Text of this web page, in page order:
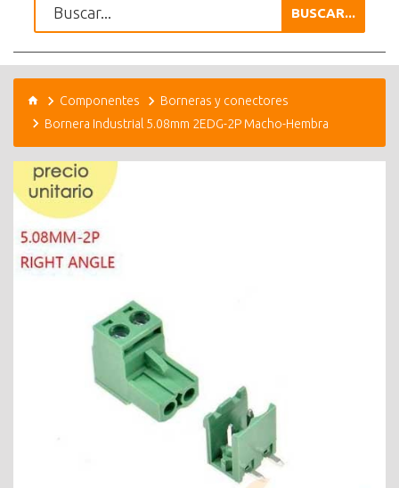
BUSCAR...
Componentes
Borneras y conectores
Bornera Industrial 5.08mm 2EDG-2P Macho-Hembra